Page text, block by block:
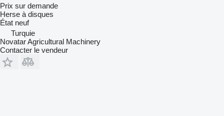
Prix sur demande
Herse à disques
État neuf
Turquie
Novatar Agricultural Machinery
Contacter le vendeur